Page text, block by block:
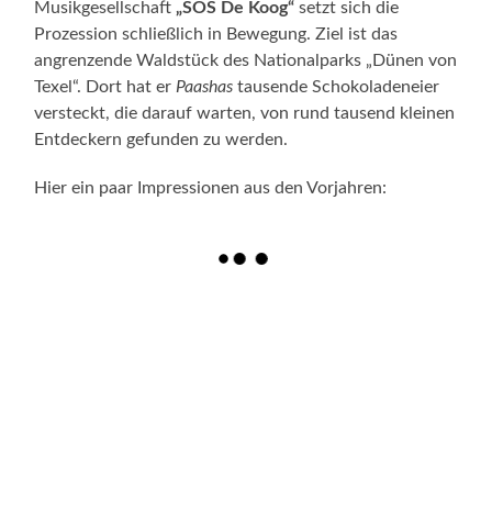
Musikgesellschaft„SOS De Koog“ setzt sich die
Prozession schließlich in Bewegung. Ziel ist das
angrenzende Waldstück des Nationalparks „Dünen von
Texel“. Dort hat er Paashas tausende Schokoladeneier
versteckt, die darauf warten, von rund tausend kleinen
Entdeckern gefunden zu werden.
Hier ein paar Impressionen aus den Vorjahren: